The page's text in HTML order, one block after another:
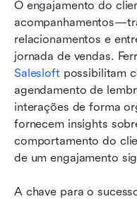
O engajamento do
relacionamentos e
jornada de vendas.
Salesloft possibilitam
agendamento de
interações de forma
fornecem insights
comportamento do
de um engajamento
A chave para o